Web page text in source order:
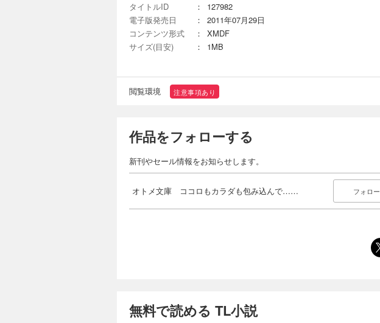
タイトルID
：
127982
電子版発売日
：
2011年07月29日
コンテンツ形式
：
XMDF
サイズ(目安)
： 1MB
閲覧環境 注意事項あり
作品をフォローする
新刊やセール情報をお知らせします。
オトメ文庫 ココロもカラダも包み込んで…… フォロー
無料で読める TL小説